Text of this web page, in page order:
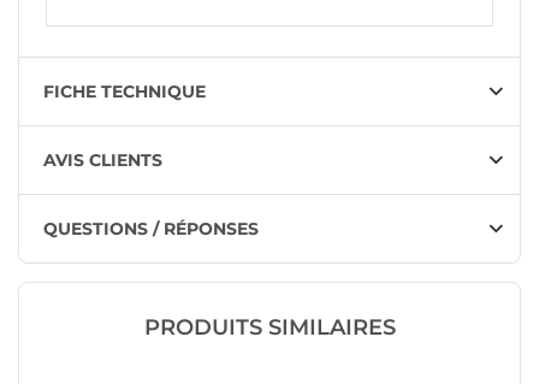
FICHE TECHNIQUE
AVIS CLIENTS
QUESTIONS / RÉPONSES
PRODUITS SIMILAIRES